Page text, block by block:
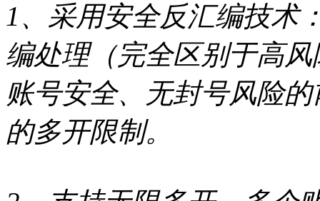
1、采用安全反汇编技术
编处理（完全区别于高
账号安全、无封号风险
的多开限制。